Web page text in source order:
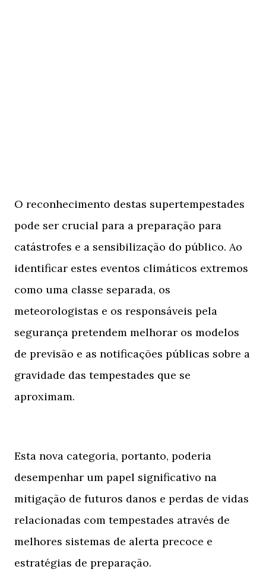
O reconhecimento destas supertempestades
pode ser crucial para a preparação para
catástrofes e a sensibilização do público. Ao
identificar estes eventos climáticos extremos
como uma classe separada, os
meteorologistas e os responsáveis ​​pela
segurança pretendem melhorar os modelos
de previsão e as notificações públicas sobre a
gravidade das tempestades que se
aproximam.
Esta nova categoria, portanto, poderia
desempenhar um papel significativo na
mitigação de futuros danos e perdas de vidas
relacionadas com tempestades através de
melhores sistemas de alerta precoce e
estratégias de preparação.